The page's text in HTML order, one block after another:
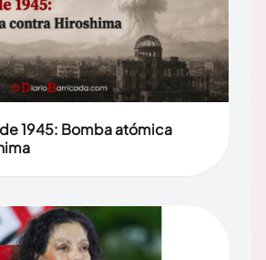
1945: Bomba atómica